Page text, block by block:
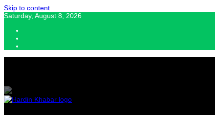
Skip to content
Saturday, August 8, 2026